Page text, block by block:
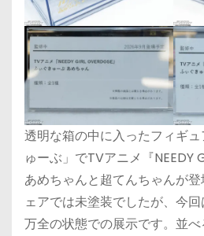
透明な箱の中に入ったフィギ
ゅーぶ」でTVアニメ『NEEDY
あめちゃんと超てんちゃんが
ェアでは未塗装でしたが、今
万全の状態での展示です。並